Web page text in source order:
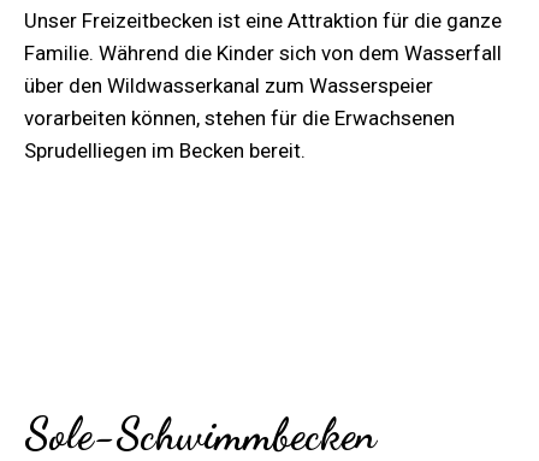
Unser Freizeitbecken ist eine Attraktion für die ganze
Familie. Während die Kinder sich von dem Wasserfall
über den Wildwasserkanal zum Wasserspeier
vorarbeiten können, stehen für die Erwachsenen
Sprudelliegen im Becken bereit.
Sole-Schwimmbecken